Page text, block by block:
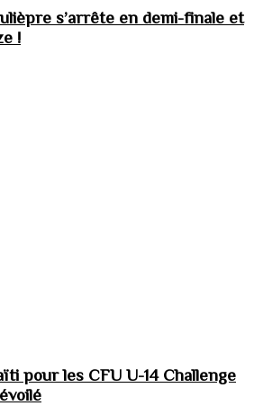
s’arrête en demi-finale et
!
pour les CFU U-14 Challenge